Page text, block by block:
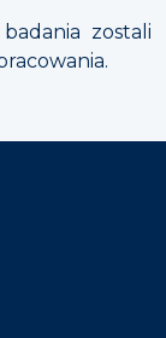
zostali